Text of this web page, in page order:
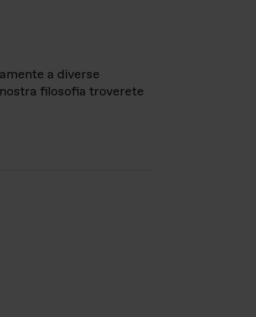
a diverse
filosofia troverete